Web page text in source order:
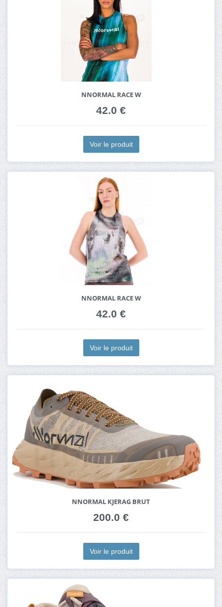
NNORMAL RACE W
42.0 €
Voir le produit
NNORMAL RACE W
42.0 €
Voir le produit
NNORMAL KJERAG BRUT
200.0 €
Voir le produit